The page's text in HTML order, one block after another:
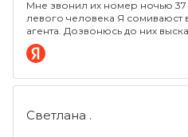
Мне звонил их номер ночью 37
левого человека Я
агента. Дозвонюсь до них
Светлана .